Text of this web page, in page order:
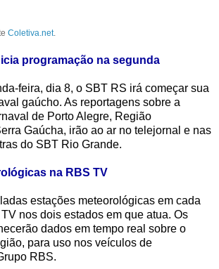
Coletiva.net.
programação na segunda
feira, dia 8, o SBT RS irá começar sua
gaúcho. As reportagens sobre a
de Porto Alegre, Região
Gaúcha, irão ao ar no telejornal e nas
do SBT Rio Grande.
na RBS TV
estações meteorológicas em cada
nos dois estados em que atua. Os
dados em tempo real sobre o
para uso nos veículos de
RBS.